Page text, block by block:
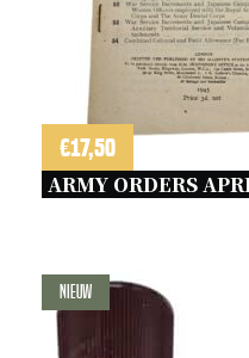
€17,50
ARMY ORDERS
Nieuw